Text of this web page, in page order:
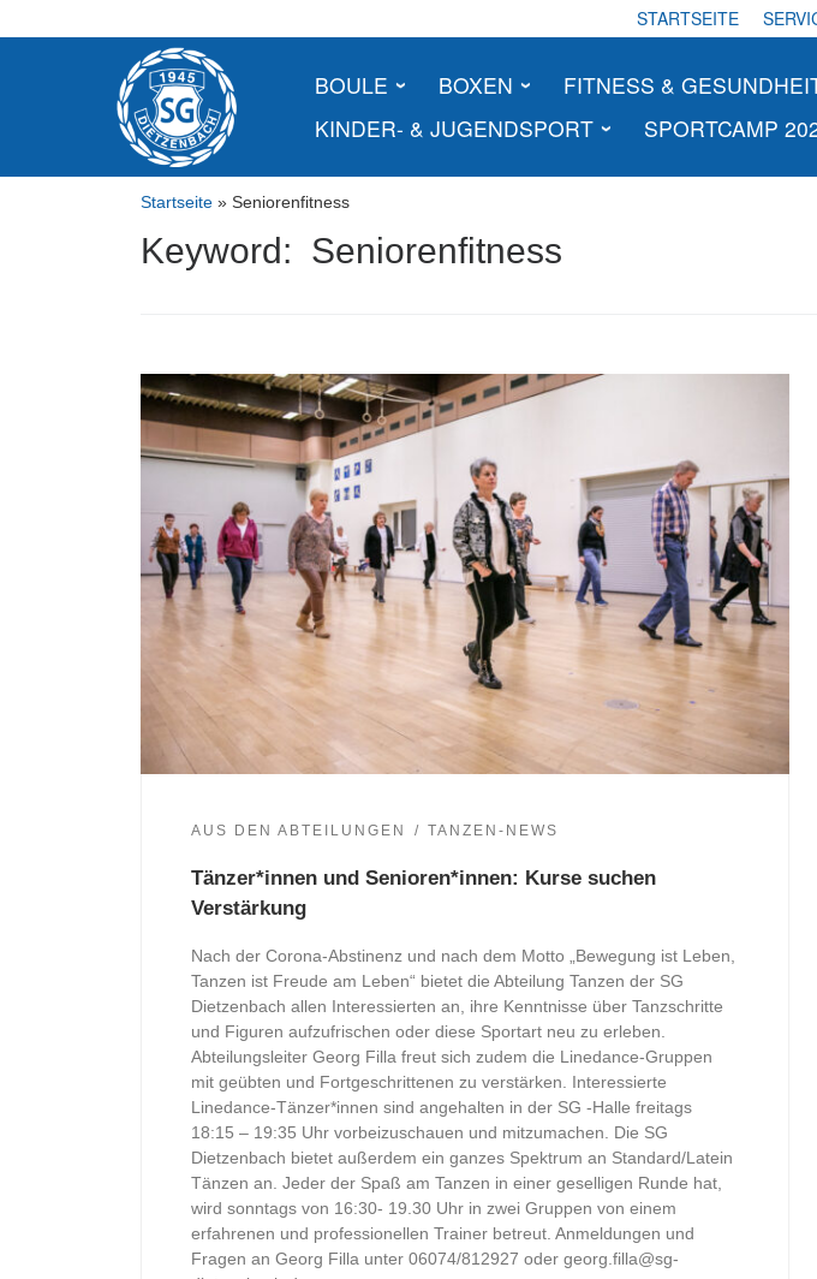
to
STARTSEITE
BOULE BOXEN FITNESS &
KINDER- & JUGENDSPORT
SPORTCAMP
Startseite » Seniorenfitness
Keyword: Seniorenfitness
AUS DEN ABTEILUNGEN TANZEN-NEWS
Tänzer*innen und Senioren*innen: Kurse suchen
Verstärkung
Nach der Corona-Abstinenz und nach dem Motto „Bewegung ist Leben,
Tanzen ist Freude am Leben“ bietet die Abteilung Tanzen der SG
Dietzenbach allen Interessierten an, ihre Kenntnisse über Tanzschritte
und Figuren aufzufrischen oder diese Sportart neu zu erleben.
Abteilungsleiter Georg Filla freut sich zudem die Linedance-Gruppen
mit geübten und Fortgeschrittenen zu verstärken. Interessierte
Linedance-Tänzer*innen sind angehalten in der SG -Halle freitags
18:15 – 19:35 Uhr vorbeizuschauen und mitzumachen. Die SG
Dietzenbach bietet außerdem ein ganzes Spektrum an Standard/Latein
Tänzen an. Jeder der Spaß am Tanzen in einer geselligen Runde hat,
wird sonntags von 16:30- 19.30 Uhr in zwei Gruppen von einem
erfahrenen und professionellen Trainer betreut. Anmeldungen und
Fragen an Georg Filla unter 06074/812927 oder georg.filla@sg-